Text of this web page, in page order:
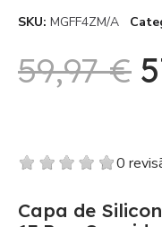
SKU MGFF4ZM/A
59,97 €
0
Capa de